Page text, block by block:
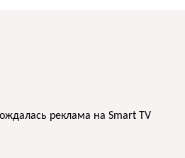
реклама на Smart TV